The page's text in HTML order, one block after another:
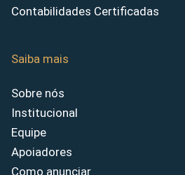
Contabilidades Certificadas
Saiba mais
Sobre nós
Institucional
Equipe
Apoiadores
Como anunciar